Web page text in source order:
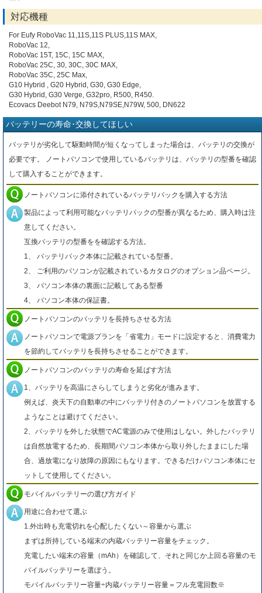
対応機種
For Eufy RoboVac 11,11S,11S PLUS,11S MAX,
RoboVac 12,
RoboVac 15T, 15C, 15C MAX,
RoboVac 25C, 30, 30C, 30C MAX,
RoboVac 35C, 25C Max,
G10 Hybrid , G20 Hybrid, G30, G30 Edge,
G30 Hybrid, G30 Verge, G32pro, R500, R450.
Ecovacs Deebot N79, N79S,N79SE,N79W, 500, DN622
バッテリーの寿命･交換してほしい
バッテリが劣化して駆動時間が短くなってしまった場合は、バッテリの交換が
必要です。 ノートパソコンで使用しているバッテリは、バッテリの型番を確認
して購入することができます。
ノートパソコンに添付されているバッテリパックを購入する方法
製品によって利用可能なバッテリパックの型番が異なるため、購入時は注
意してください。
互換バッテリの型番をを確認する方法。
1、 バッテリパック本体に記載されている型番。
2、 ご利用のパソコンが記載されているカタログのオプション品ページ。
3、 パソコン本体の裏面に記載してある型番
4、 パソコン本体の保証書。
ノートパソコンのバッテリを長持ちさせる方法
ノートパソコンで電源プランを「省電力」モードに設定すると、消費電力
を節約してバッテリを長持ちさせることができます。
ノートパソコンのバッテリの寿命を延ばす方法
1、バッテリを高温にさらしてしまうと劣化が進みます。
例えば、炎天下の自動車の中にバッテリ付きのノートパソコンを放置する
ようなことは避けてください。
2、バッテリを外した状態でAC電源のみで使用はしない。外したバッテリ
は自然放電するため、長期間パソコン本体から取り外したままにした場
合、過放電になり故障の原因にもなります。できるだけパソコン本体にセ
ットして使用してください。
モバイルバッテリーの選び方ガイド
用途に合わせて選ぶ
1.外出時も充電切れを心配したくない～容量から選ぶ
まずは所持している端末の内蔵バッテリー容量をチェック。
充電したい端末の容量（mAh）を確認して、それと同じか上回る容量のモ
バイルバッテリーを選ぼう。
モバイルバッテリー容量÷内蔵バッテリー容量＝フル充電回数※